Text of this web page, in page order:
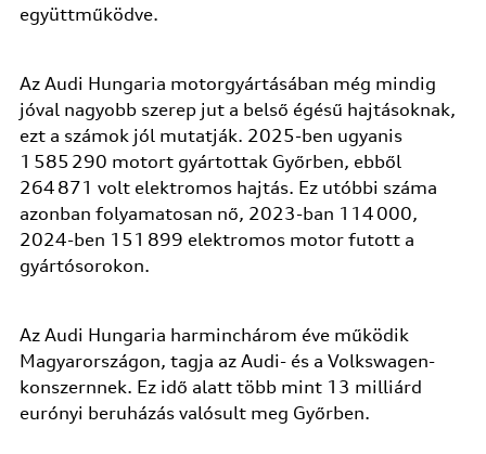
együttműködve.
Az Audi Hungaria motorgyártásában még mindig
jóval nagyobb szerep jut a belső égésű hajtásoknak,
ezt a számok jól mutatják. 2025-ben ugyanis
1 585 290 motort gyártottak Győrben, ebből
264 871 volt elektromos hajtás. Ez utóbbi száma
azonban folyamatosan nő, 2023-ban 114 000,
2024-ben 151 899 elektromos motor futott a
gyártósorokon.
Az Audi Hungaria harminchárom éve működik
Magyarországon, tagja az Audi- és a Volkswagen-
konszernnek. Ez idő alatt több mint 13 milliárd
eurónyi beruházás valósult meg Győrben.